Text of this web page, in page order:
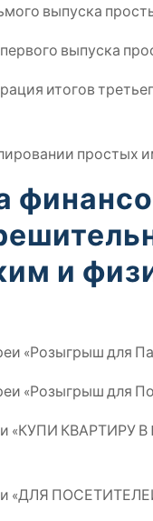
выпуска
выпуска
итогов
простых
и
«Розыгрыш для
«Розыгрыш для
КВАРТИРУ В
«ДЛЯ